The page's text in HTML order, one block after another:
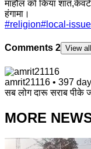
माहौल को किया
हंगामा।
#religion# local-
Comments 2 View all
amrit21116 • 397
सब लोग दारू सराब पीके
MORE